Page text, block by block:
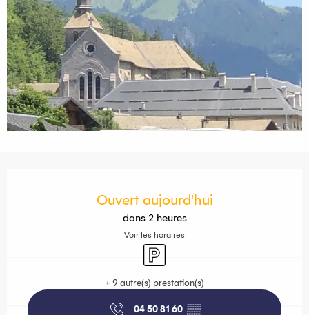
Ouvert aujourd'hui
dans 2 heures
Voir les horaires
Parking
+ 9 autre(s) prestation(s)
04 50 81 60 ▒▒